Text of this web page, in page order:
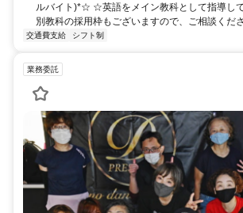
ルバイト)*☆ ☆英語をメイン教科として指導し
別教科の採用枠もございますので、ご相談くだ
交通費支給 シフト制
業務委託